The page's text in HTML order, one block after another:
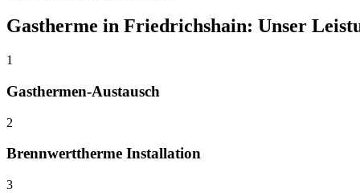
Gastherme in Friedrichshain: Unser
1
Gasthermen-Austausch
2
Brennwerttherme Installation
3